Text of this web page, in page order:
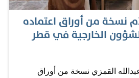
نسخة من أوراق اعتماده
الخارجية في قطر
القمزي نسخة من أوراق